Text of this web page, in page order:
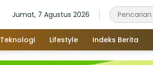
Jumat, 7 Agustus 2026
Teknologi Lifestyle Indeks Berita